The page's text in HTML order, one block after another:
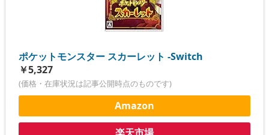
ポケットモンスター スカーレット -Switch
￥5,327
(価格・在庫状況は記事公開時点のものです)
Amazon
楽天市場